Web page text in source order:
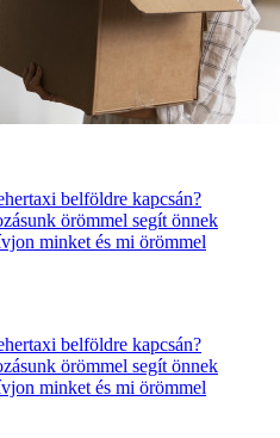
belföldre kapcsán?
örömmel segít önnek
minket és mi örömmel
belföldre kapcsán?
örömmel segít önnek
minket és mi örömmel